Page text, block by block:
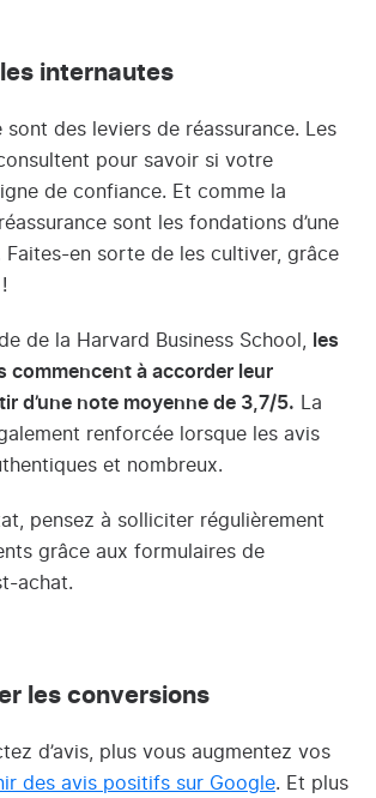
internautes
sont des leviers de réassurance. Les
pour savoir si votre
de confiance. Et comme la
sont les fondations d’une
en sorte de les cultiver, grâce
de la Harvard Business School,
les
commencent à accorder leur
d’une note moyenne de 3,7/5. La
renforcée lorsque les avis
et nombreux.
pensez à solliciter régulièrement
grâce aux formulaires de
achat.
les conversions
d’avis, plus vous augmentez vos
des avis positifs sur Google. Et plus